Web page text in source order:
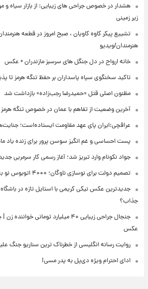
هشدار در خصوص جراحی های زیبایی: از بازار سیاه و
زیر زمینی
تشییع پیکر کاوه کاویان ، صبح امروز در قطعه
هنرمندان/ویدیو
خانه ارواح در دل جنگل های سرسبز مازندران + عکس
تاکید سخنگوی سپاه پاسداران بر حفظ تنگه هرمز تا
مظنون اصلی قتل «حمیدرضا رجب‌زاده» بازداشت شد
آخرین وضعیت از تفاهم با عمان در خصوص تنگه هرمز
عراقچی:ایران پای عهد مقاومت ایستاده‌است؛
پست احساسی و غم انگیز سوسن پرور برای زنده یاد
جواد نکونام وارد تبریز شد؛ آغاز رسمی کار سرمربی جدید
تصمیم دولت برای نوسازی ناوگان؛ ۴۰۰۰ اتوبوس نو به کشور می‌آید
جدیدترین عکس نیکی کریمی با استایل تازه در باشگاه؛
جذاب؟
جنجال جراحی زیبایی ۴۰ میلیارد تومانی
عکس
روایت رسانه انگلیسی از خطرناک ترین سناریو جنگ علیه
ادای احترام ویژه دی‌پل به پدر مسی!